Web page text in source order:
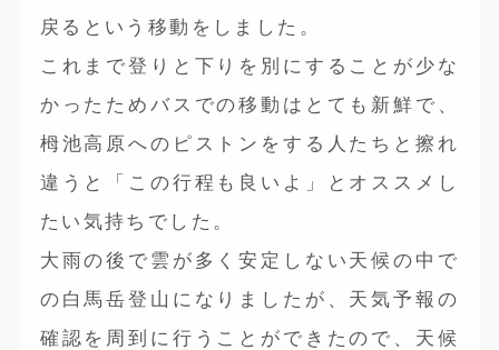
戻るという移動をしました。
これまで登りと下りを別にすることが少な
かったためバスでの移動はとても新鮮で、
栂池高原へのピストンをする人たちと擦れ
違うと「この行程も良いよ」とオススメし
たい気持ちでした。
大雨の後で雲が多く安定しない天候の中で
の白馬岳登山になりましたが、天気予報の
確認を周到に行うことができたので、天候